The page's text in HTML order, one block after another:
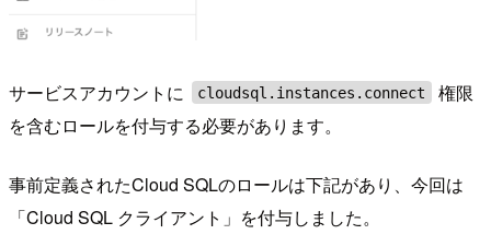
サービスアカウントに cloudsql.instances.connect
権限
を含むロールを付与する必要があります。
事前定義されたCloud SQLのロールは下記があり、今回は
「Cloud SQL クライアント」を付与しました。